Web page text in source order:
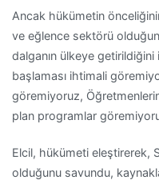
Ancak hükümetin
ve eğlence sektörü
dalganın ülkeye
başlaması ihtimali
göremiyoruz,
plan programlar
Elcil, hükümeti eleştirerek,
olduğunu savundu,